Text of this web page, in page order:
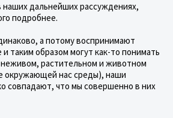
наших дальнейших рассуждениях,
подробнее.
а потому воспринимают
таким образом могут как-то понимать
неживом, растительном и животном
окружающей нас среды), наши
совпадают, что мы совершенно в них